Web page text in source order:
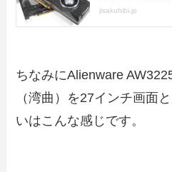
ちなみにAlienware
（湾曲）を27インチ画面
いはこんな感じです。